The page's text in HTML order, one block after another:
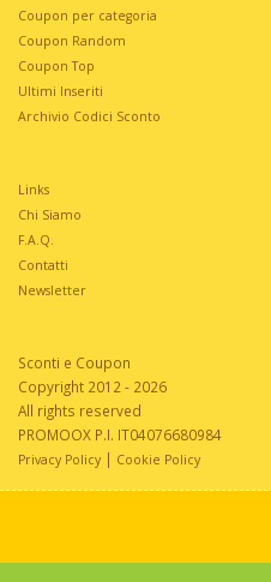
Coupon per categoria
Coupon Random
Coupon Top
Ultimi Inseriti
Archivio Codici Sconto
Links
Chi Siamo
F.A.Q.
Contatti
Newsletter
Sconti e Coupon
Copyright 2012 - 2026
All rights reserved
PROMOOX P.I. IT04076680984
Privacy Policy | Cookie Policy